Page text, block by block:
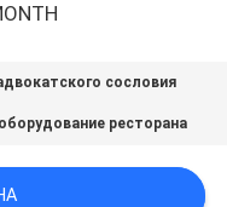
сословия
ресторана